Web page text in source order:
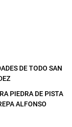
DE TODO SAN
PIEDRA DE PISTA
ALFONSO